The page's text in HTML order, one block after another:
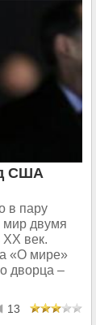
США
в пару
мир двумя
век.
«О мире»
дворца –
13